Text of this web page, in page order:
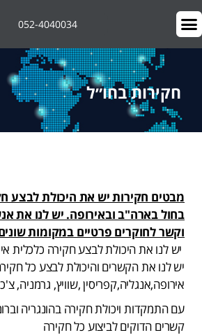
052-4040034
חקירות בחו״ל
מבטים חקירות יש את היכולת לבצע
בחול בארה"ב ובאירופה. יש לנו את
וקשר לחוקרים פרטיים במקומות
יש לנו את היכולת לבצע חקירה כלכלית
יש לנו את הקשרים והיכולת לבצע כל
אירופה,אנגליה,קפריסין ,שוויץ, גרמניה,
עם התמקדות ויכולת חקירה בהונגריה
קשרים הדוקים לביצוע כל חקירה